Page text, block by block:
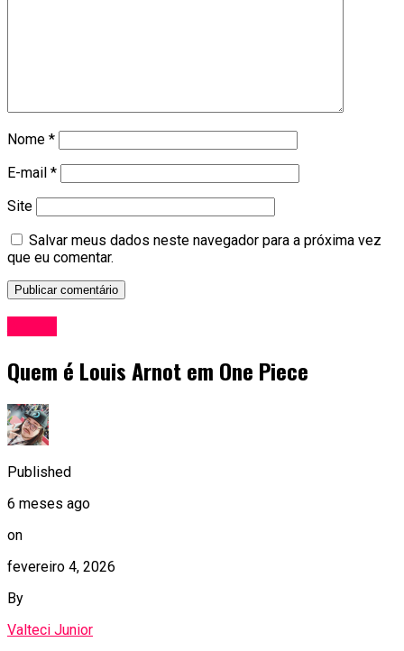
Nome *
E-mail *
Site
Salvar meus dados neste navegador para a próxima vez
que eu comentar.
Quem é Louis Arnot em One Piece
Published
6 meses ago
on
fevereiro 4, 2026
By
Valteci Junior